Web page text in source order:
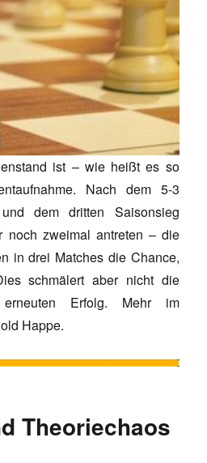
ist – wie heißt es so
Nach dem 5-3
dem dritten Saisonsieg
noch zweimal antreten – die
in drei Matches die Chance,
schmälert aber nicht die
Erfolg. Mehr im
Happe.
Theoriechaos